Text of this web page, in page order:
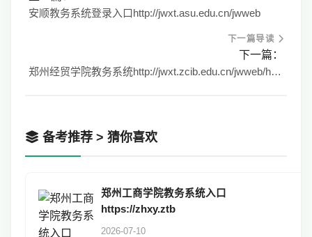
安顺教务系统登录入口http://jwxt.asu.edu.cn/jwweb
下一篇导读
下一篇：
郑州经贸学院教务系统http://jwxt.zcib.edu.cn/jwweb/home.aspx
备考推荐 > 猜你喜欢
郑州工商学院教务系统入口
https://zhxy.ztb
2026-07-10